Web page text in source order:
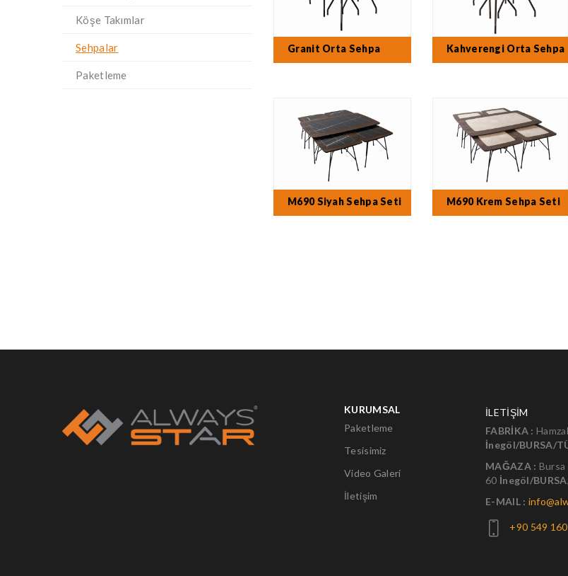
Köşe Takımlar
Sehpalar
Paketleme
Granit Orta Sehpa Kahverengi Orta Sehpa
M690 Siyah Sehpa Seti M690 Krem Sehpa Seti
KURUMSAL
Paketleme
Tesisimiz
Video Galeri
İletişim
İLETİŞİM
FABRİKA :
İnegöl/BURSA/
MAĞAZA :
60 İnegöl/
E-MAIL :
+90 549